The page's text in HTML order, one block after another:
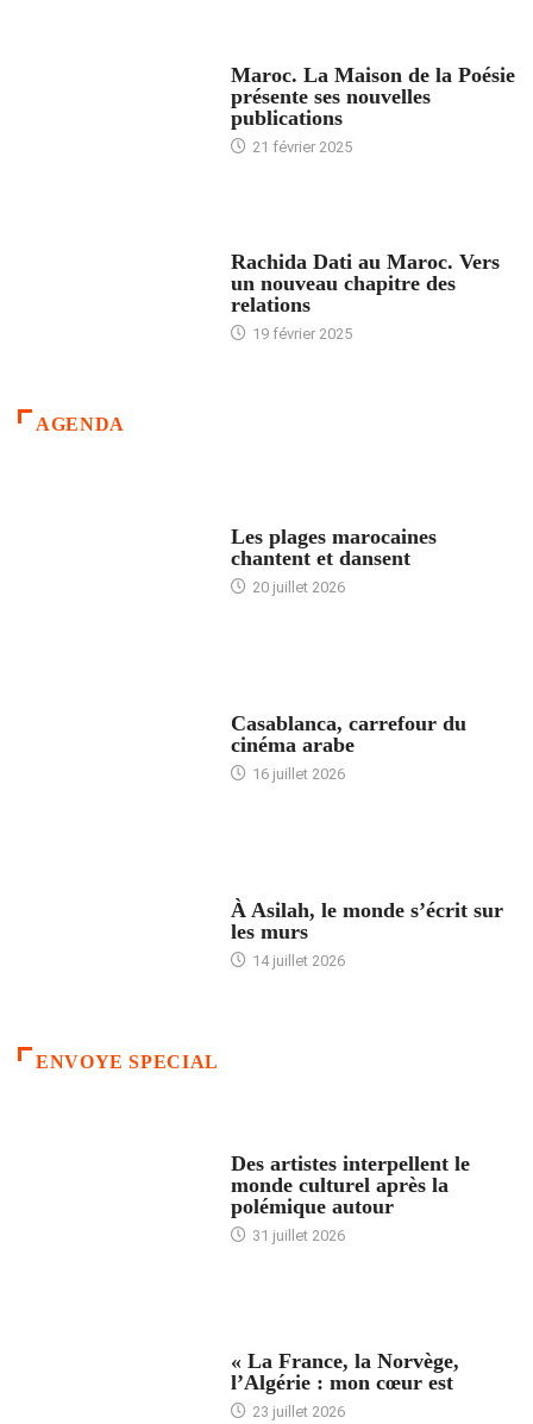
Maroc. La Maison de la Poésie
présente ses nouvelles
publications
21 février 2025
Rachida Dati au Maroc. Vers
un nouveau chapitre des
relations
19 février 2025
AGENDA
Les plages marocaines
chantent et dansent
20 juillet 2026
Casablanca, carrefour du
cinéma arabe
16 juillet 2026
À Asilah, le monde s’écrit sur
les murs
14 juillet 2026
ENVOYE SPECIAL
Des artistes interpellent le
monde culturel après la
polémique autour
31 juillet 2026
« La France, la Norvège,
l’Algérie : mon cœur est
23 juillet 2026